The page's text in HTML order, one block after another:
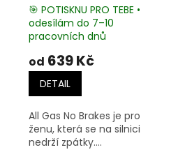
🎯 POTISKNU PRO TEBE •
odesílám do 7–10
pracovních dnů
od 639 Kč
DETAIL
All Gas No Brakes je pro
ženu, která se na silnici
nedrží zpátky....